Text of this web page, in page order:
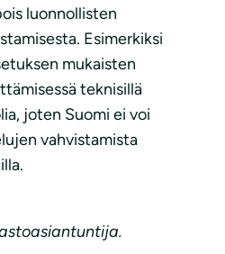
luonnollisten
Esimerkiksi
mukaisten
teknisillä
joten Suomi ei voi
vahvistamista